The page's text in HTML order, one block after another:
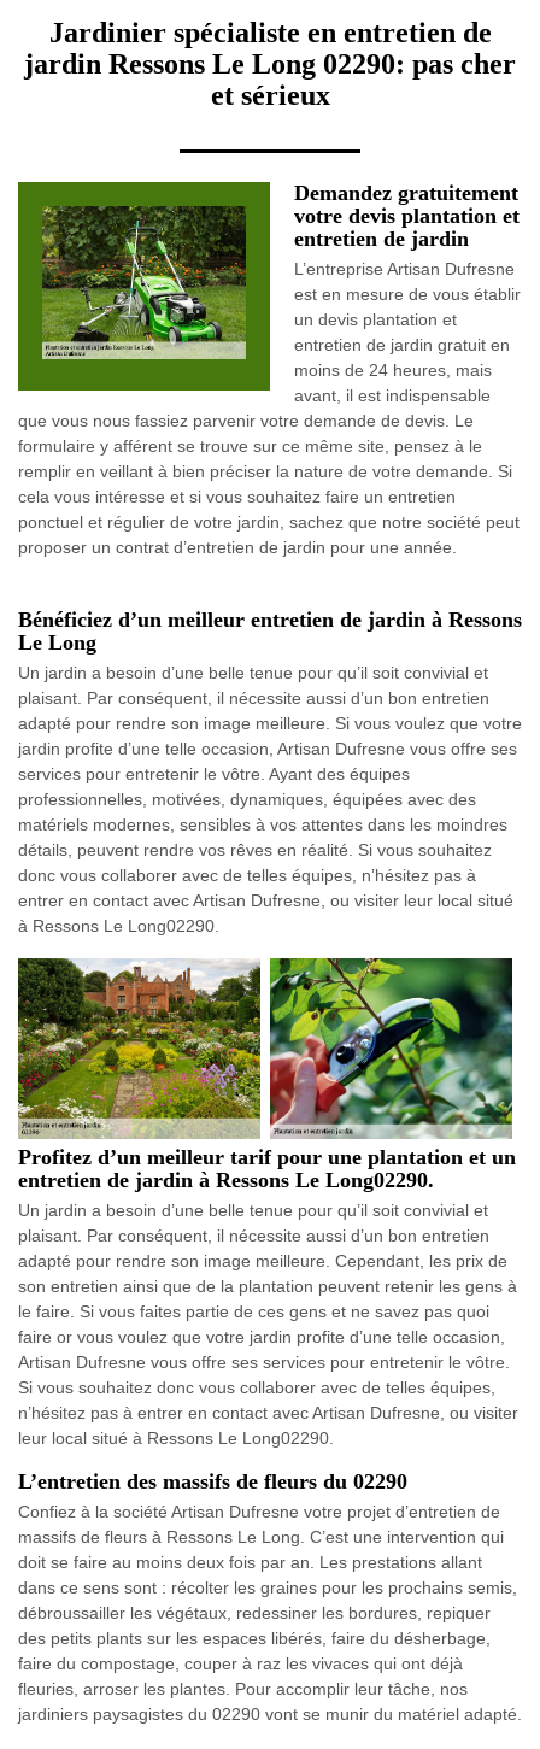
Jardinier spécialiste en entretien de
jardin Ressons Le Long 02290: pas cher
et sérieux
Demandez gratuitement
votre devis plantation et
entretien de jardin
L’entreprise Artisan Dufresne
est en mesure de vous établir
un devis plantation et
entretien de jardin gratuit en
moins de 24 heures, mais
avant, il est indispensable
que vous nous fassiez parvenir votre demande de devis. Le
formulaire y afférent se trouve sur ce même site, pensez à le
remplir en veillant à bien préciser la nature de votre demande. Si
cela vous intéresse et si vous souhaitez faire un entretien
ponctuel et régulier de votre jardin, sachez que notre société peut
proposer un contrat d’entretien de jardin pour une année.
Bénéficiez d’un meilleur entretien de jardin à Ressons
Le Long
Un jardin a besoin d’une belle tenue pour qu’il soit convivial et
plaisant. Par conséquent, il nécessite aussi d’un bon entretien
adapté pour rendre son image meilleure. Si vous voulez que votre
jardin profite d’une telle occasion, Artisan Dufresne vous offre ses
services pour entretenir le vôtre. Ayant des équipes
professionnelles, motivées, dynamiques, équipées avec des
matériels modernes, sensibles à vos attentes dans les moindres
détails, peuvent rendre vos rêves en réalité. Si vous souhaitez
donc vous collaborer avec de telles équipes, n’hésitez pas à
entrer en contact avec Artisan Dufresne, ou visiter leur local situé
à Ressons Le Long02290.
Profitez d’un meilleur tarif pour une plantation et un
entretien de jardin à Ressons Le Long02290.
Un jardin a besoin d’une belle tenue pour qu’il soit convivial et
plaisant. Par conséquent, il nécessite aussi d’un bon entretien
adapté pour rendre son image meilleure. Cependant, les prix de
son entretien ainsi que de la plantation peuvent retenir les gens à
le faire. Si vous faites partie de ces gens et ne savez pas quoi
faire or vous voulez que votre jardin profite d’une telle occasion,
Artisan Dufresne vous offre ses services pour entretenir le vôtre.
Si vous souhaitez donc vous collaborer avec de telles équipes,
n’hésitez pas à entrer en contact avec Artisan Dufresne, ou visiter
leur local situé à Ressons Le Long02290.
L’entretien des massifs de fleurs du 02290
Confiez à la société Artisan Dufresne votre projet d’entretien de
massifs de fleurs à Ressons Le Long. C’est une intervention qui
doit se faire au moins deux fois par an. Les prestations allant
dans ce sens sont : récolter les graines pour les prochains semis,
débroussailler les végétaux, redessiner les bordures, repiquer
des petits plants sur les espaces libérés, faire du désherbage,
faire du compostage, couper à raz les vivaces qui ont déjà
fleuries, arroser les plantes. Pour accomplir leur tâche, nos
jardiniers paysagistes du 02290 vont se munir du matériel adapté.